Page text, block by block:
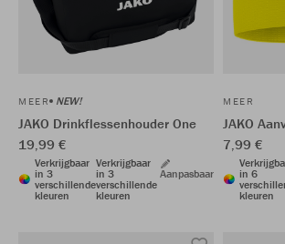
MEER NEW!
JAKO Drinkflessenhouder One
19,99 €
Verkrijgbaar
in 3
verschillende
kleuren
Verkrijgbaar
in 3
verschillende
kleuren
Aanpasbaar
MEER
JAKO
7,99 €
in 6
kleuren